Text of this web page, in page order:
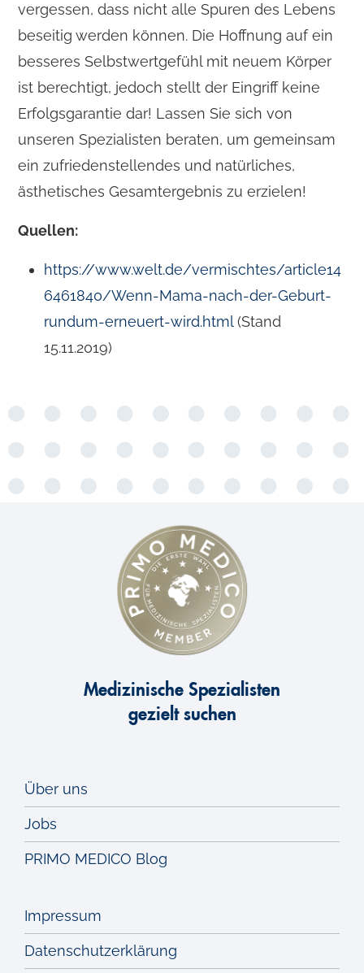
vergessen, dass nicht alle Spuren des Lebens
beseitig werden können. Die Hoffnung auf ein
besseres Selbstwertgefühl mit neuem Körper
ist berechtigt, jedoch stellt der Eingriff keine
Erfolgsgarantie dar! Lassen Sie sich von
unseren Spezialisten beraten, um gemeinsam
ein zufriedenstellendes und natürliches,
ästhetisches Gesamtergebnis zu erzielen!
Quellen:
https://www.welt.de/vermischtes/article14
6461840/Wenn-Mama-nach-der-Geburt-
rundum-erneuert-wird.html(Stand
15.11.2019)
Medizinische Spezialisten
gezielt suchen
Über uns
Jobs
PRIMO MEDICO Blog
Impressum
Datenschutzerklärung